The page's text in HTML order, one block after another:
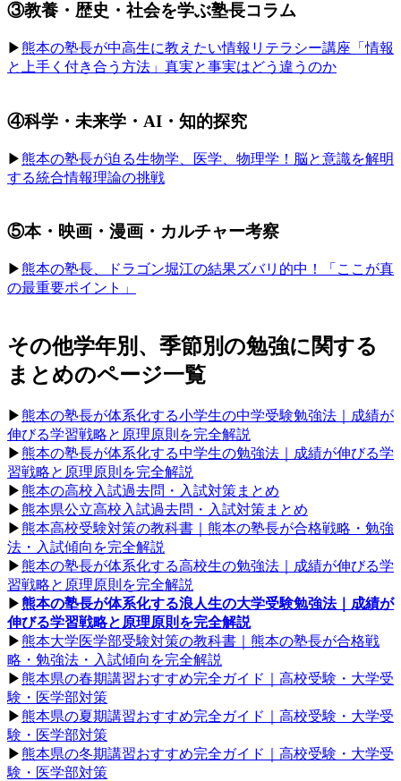
③教養・歴史・社会を学ぶ塾長コラム
▶︎熊本の塾長が中高生に教えたい情報リテラシー講座「情報
と上手く付き合う方法」真実と事実はどう違うのか
④科学・未来学・AI・知的探究
▶︎熊本の塾長が迫る生物学、医学、物理学！脳と意識を解明
する統合情報理論の挑戦
⑤本・映画・漫画・カルチャー考察
▶︎熊本の塾長、ドラゴン堀江の結果ズバリ的中！「ここが真
の最重要ポイント」
その他学年別、季節別の勉強に関する
まとめのページ一覧
▶︎熊本の塾長が体系化する小学生の中学受験勉強法｜成績が
伸びる学習戦略と原理原則を完全解説
▶︎熊本の塾長が体系化する中学生の勉強法｜成績が伸びる学
習戦略と原理原則を完全解説
▶︎熊本の高校入試過去問・入試対策まとめ
▶︎熊本県公立高校入試過去問・入試対策まとめ
▶︎熊本高校受験対策の教科書｜熊本の塾長が合格戦略・勉強
法・入試傾向を完全解説
▶︎熊本の塾長が体系化する高校生の勉強法｜成績が伸びる学
習戦略と原理原則を完全解説
▶︎熊本の塾長が体系化する浪人生の大学受験勉強法｜成績が
伸びる学習戦略と原理原則を完全解説
▶︎熊本大学医学部受験対策の教科書｜熊本の塾長が合格戦
略・勉強法・入試傾向を完全解説
▶︎熊本県の春期講習おすすめ完全ガイド｜高校受験・大学受
験・医学部対策
▶︎熊本県の夏期講習おすすめ完全ガイド｜高校受験・大学受
験・医学部対策
▶︎熊本県の冬期講習おすすめ完全ガイド｜高校受験・大学受
験・医学部対策